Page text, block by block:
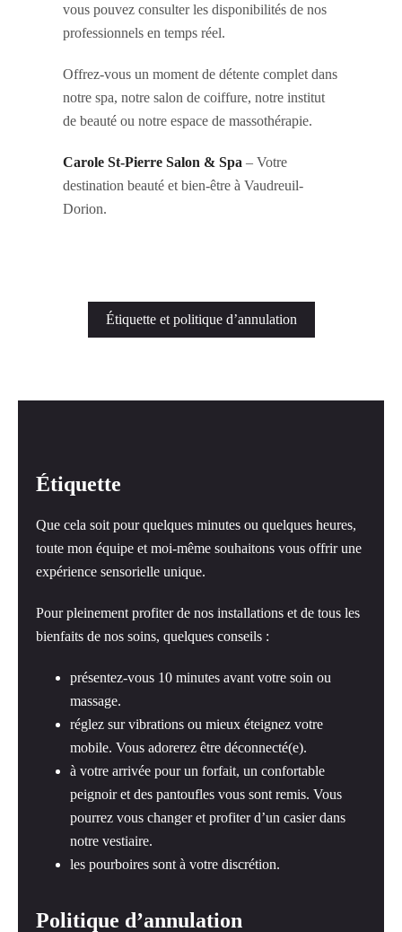
vous pouvez consulter les disponibilités de nos
professionnels en temps réel.
Offrez-vous un moment de détente complet dans
notre spa, notre salon de coiffure, notre institut
de beauté ou notre espace de massothérapie.
Carole St-Pierre Salon & Spa – Votre
destination beauté et bien-être à Vaudreuil-
Dorion.
Étiquette et politique d’annulation
Étiquette
Que cela soit pour quelques minutes ou quelques heures,
toute mon équipe et moi-même souhaitons vous offrir une
expérience sensorielle unique.
Pour pleinement profiter de nos installations et de tous les
bienfaits de nos soins, quelques conseils :
présentez-vous 10 minutes avant votre soin ou
massage.
réglez sur vibrations ou mieux éteignez votre
mobile. Vous adorerez être déconnecté(e).
à votre arrivée pour un forfait, un confortable
peignoir et des pantoufles vous sont remis. Vous
pourrez vous changer et profiter d’un casier dans
notre vestiaire.
les pourboires sont à votre discrétion.
Politique d’annulation